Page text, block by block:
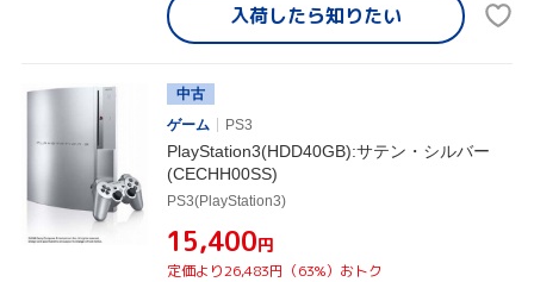
入荷したら知りたい
中古
ゲーム
PS3
PlayStation3(HDD40GB):サテン・シルバー
(CECHH00SS)
PS3(PlayStation3)
¥15,400円
定価より26,483円（63%）おトク